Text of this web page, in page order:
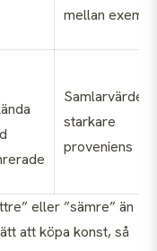
mellan
Samlarvärde,
starkare
proveniens
eller ”sämre” än
att köpa konst, så